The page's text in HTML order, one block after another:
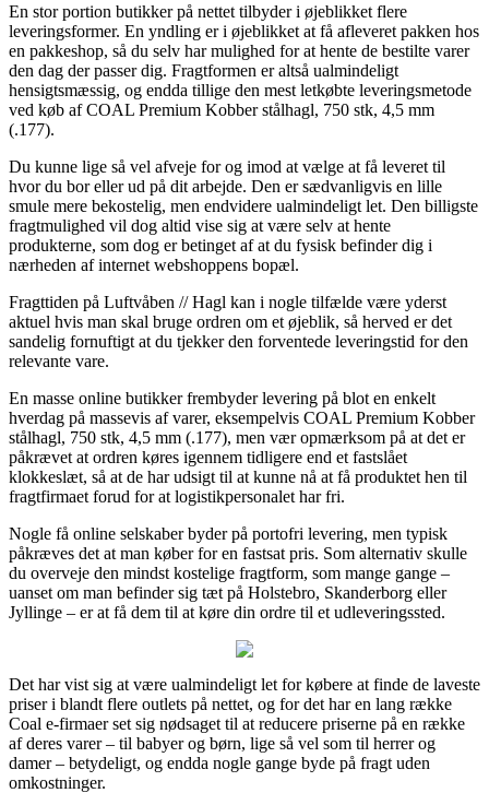
En stor portion butikker på nettet tilbyder i øjeblikket flere
leveringsformer. En yndling er i øjeblikket at få afleveret pakken hos
en pakkeshop, så du selv har mulighed for at hente de bestilte varer
den dag der passer dig. Fragtformen er altså ualmindeligt
hensigtsmæssig, og endda tillige den mest letkøbte leveringsmetode
ved køb af COAL Premium Kobber stålhagl, 750 stk, 4,5 mm
(.177).
Du kunne lige så vel afveje for og imod at vælge at få leveret til
hvor du bor eller ud på dit arbejde. Den er sædvanligvis en lille
smule mere bekostelig, men endvidere ualmindeligt let. Den billigste
fragtmulighed vil dog altid vise sig at være selv at hente
produkterne, som dog er betinget af at du fysisk befinder dig i
nærheden af internet webshoppens bopæl.
Fragttiden på Luftvåben // Hagl kan i nogle tilfælde være yderst
aktuel hvis man skal bruge ordren om et øjeblik, så herved er det
sandelig fornuftigt at du tjekker den forventede leveringstid for den
relevante vare.
En masse online butikker frembyder levering på blot en enkelt
hverdag på massevis af varer, eksempelvis COAL Premium Kobber
stålhagl, 750 stk, 4,5 mm (.177), men vær opmærksom på at det er
påkrævet at ordren køres igennem tidligere end et fastslået
klokkeslæt, så at de har udsigt til at kunne nå at få produktet hen til
fragtfirmaet forud for at logistikpersonalet har fri.
Nogle få online selskaber byder på portofri levering, men typisk
påkræves det at man køber for en fastsat pris. Som alternativ skulle
du overveje den mindst kostelige fragtform, som mange gange –
uanset om man befinder sig tæt på Holstebro, Skanderborg eller
Jyllinge – er at få dem til at køre din ordre til et udleveringssted.
Det har vist sig at være ualmindeligt let for købere at finde de laveste
priser i blandt flere outlets på nettet, og for det har en lang række
Coal e-firmaer set sig nødsaget til at reducere priserne på en række
af deres varer – til babyer og børn, lige så vel som til herrer og
damer – betydeligt, og endda nogle gange byde på fragt uden
omkostninger.